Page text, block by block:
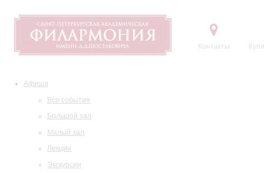
Контакты
Афиша
Все события
Большой зал
Малый зал
Лекции
Экскурсии